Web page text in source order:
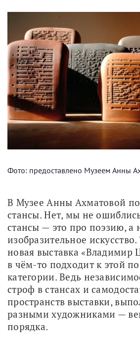
Фото: предоставлено Музеем Анны
В Музее Анны Ахматовой
стансы. Нет, мы не
стансы — это про поэзию, а
изобразительное
новая выставка «Владимир
в чём-то подходит к этой
категории. Ведь
строф в стансах и
пространств выставки,
разными художниками —
порядка.